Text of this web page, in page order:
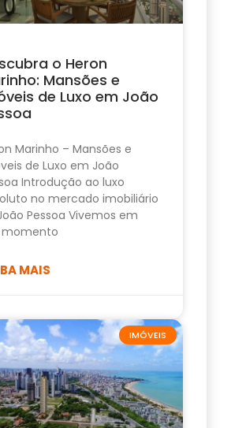
o Heron
Mansões e
de Luxo em João
Marinho – Mansões e
de Luxo em João
Introdução ao luxo
no mercado imobiliário
Pessoa Vivemos em
MAIS
IMÓVEIS